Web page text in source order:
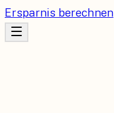
Ersparnis berechnen